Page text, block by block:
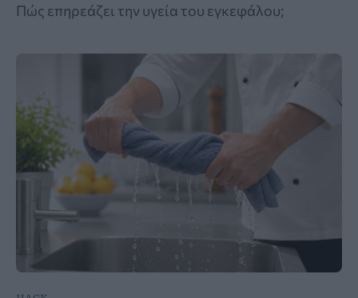
Πώς επηρεάζει την υγεία του εγκεφάλου;